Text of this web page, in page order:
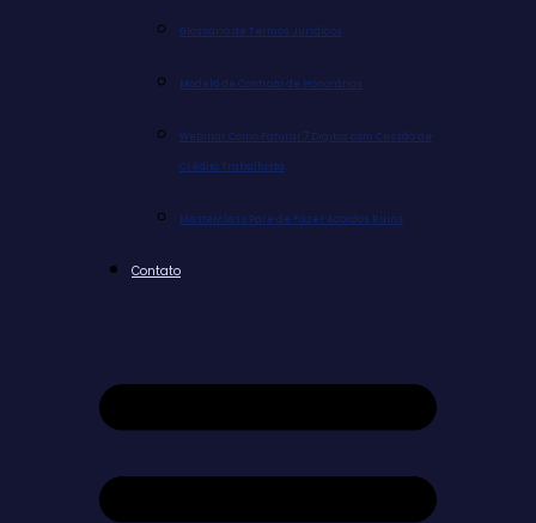
Glossário de Termos Jurídicos
Modelo de Contrato de Honorários
Webinar Como Faturar 7 Dígitos com Cessão de
Crédito Trabalhista
Masterclass Pare de Fazer Acordos Ruins
Contato